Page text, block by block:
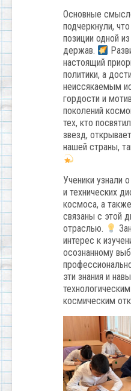
Основные
подчеркнули,
позиции одной
держав.
настоящий
политики, а
неиссякаемым
гордости и
поколений
тех, кто
звезд,
нашей страны,
Ученики узнали
и технических
космоса, а
связаны с этой
отраслью.
интерес к
осознанному
эти знания и
космическим